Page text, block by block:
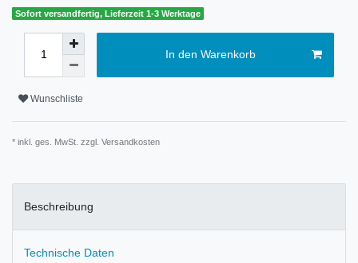
Sofort versandfertig, Lieferzeit 1-3 Werktage
In den Warenkorb
Wunschliste
* inkl. ges. MwSt. zzgl. Versandkosten
Beschreibung
Technische Daten